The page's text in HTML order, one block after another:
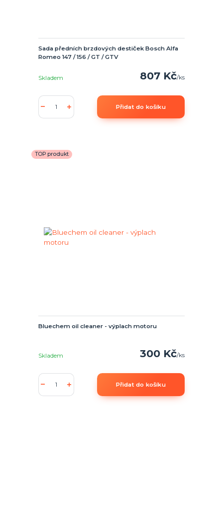
Sada předních brzdových destiček Bosch Alfa
Romeo 147 / 156 / GT / GTV
807 Kč/ks
Skladem
Přidat do košíku
TOP produkt
Bluechem oil cleaner - výplach motoru
300 Kč/ks
Skladem
Přidat do košíku